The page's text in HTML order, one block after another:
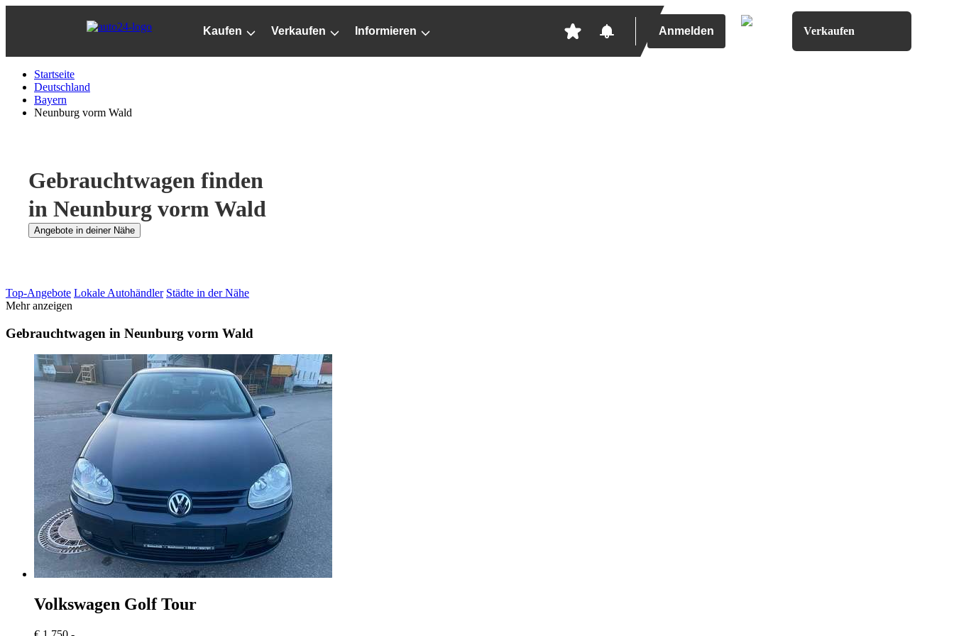
Kaufen Verkaufen Informieren Anmelden Verkaufen
Startseite
Deutschland
Bayern
Neunburg vorm Wald
Gebrauchtwagen finden
in Neunburg vorm Wald
Angebote in deiner Nähe
Top-Angebote Lokale Autohändler Städte in der Nähe
Mehr anzeigen
Gebrauchtwagen in Neunburg vorm Wald
Volkswagen Golf Tour